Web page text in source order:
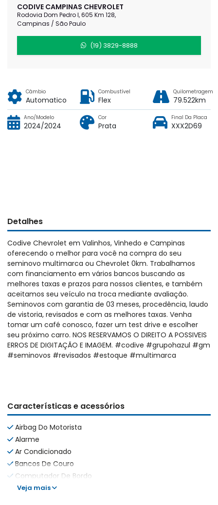
CODIVE CAMPINAS CHEVROLET
Rodovia Dom Pedro I, 605 Km 128,
Campinas / São Paulo
(19) 3829-8888
Câmbio
Automatico
Combustível
Flex
Quilometragem
79.522km
Ano/Modelo
2024/2024
Cor
Prata
Final Da Placa
XXX2D69
Detalhes
Codive Chevrolet em Valinhos, Vinhedo e Campinas
oferecendo o melhor para você na compra do seu
seminovo multimarca ou Chevrolet 0km. Trabalhamos
com financiamento em vários bancos buscando as
melhores taxas e prazos para nossos clientes, e também
aceitamos seu veículo na troca mediante avaliação.
Seminovos com garantia de 03 meses, procedência, laudo
de vistoria, revisados e com as melhores taxas. Venha
tomar um café conosco, fazer um test drive e escolher
seu próximo carro. NOS RESERVAMOS O DIREITO A POSSIVEIS
ERROS DE DIGITAÇÃO E IMAGEM. #codive #grupohazul #gm
#seminovos #revisados #estoque #multimarca
Características e acessórios
Airbag Do Motorista
Alarme
Ar Condicionado
Bancos De Couro
Computador De Bordo
Veja mais